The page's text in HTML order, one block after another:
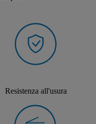
Resistenza all'usura